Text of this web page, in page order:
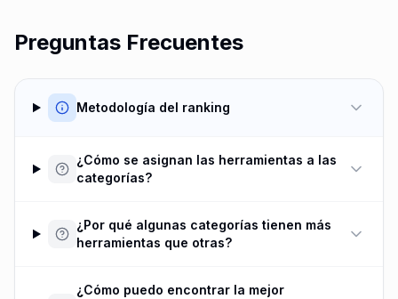
Preguntas Frecuentes
Metodología del ranking
¿Cómo se asignan las herramientas a las
categorías?
¿Por qué algunas categorías tienen más
herramientas que otras?
¿Cómo puedo encontrar la mejor